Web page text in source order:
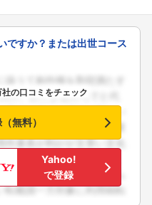
ですか？または出世コース
の口コミをチェック
無料）
Yahoo!
で登録